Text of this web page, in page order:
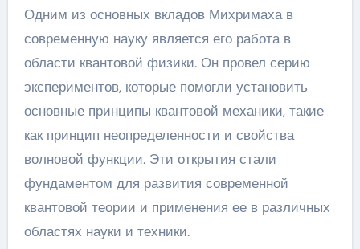
Одним из основных вкладов Михримаха в
современную науку является его работа в
области квантовой физики. Он провел серию
экспериментов, которые помогли установить
основные принципы квантовой механики, такие
как принцип неопределенности и свойства
волновой функции. Эти открытия стали
фундаментом для развития современной
квантовой теории и применения ее в различных
областях науки и техники.